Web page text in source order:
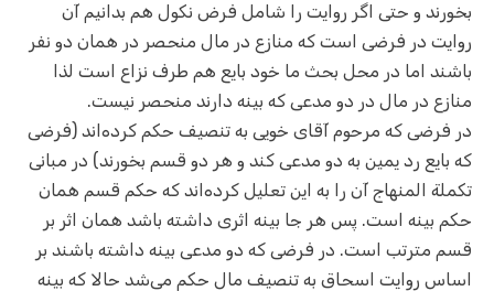
بخورند و حتی اگر روایت را شامل فرض نکول هم بدانیم آن
روایت در فرضی است که منازع در مال منحصر در همان دو نفر
باشند اما در محل بحث ما خود بایع هم طرف نزاع است لذا
منازع در مال در دو مدعی که بینه دارند منحصر نیست.
در فرضی که مرحوم آقای خویی به تنصیف حکم کرده‌اند (فرضی
که بایع رد یمین به دو مدعی کند و هر دو قسم بخورند) در مبانی
تکملة المنهاج آن را به این تعلیل کرده‌اند که حکم قسم همان
حکم بینه است. پس هر جا بینه اثری داشته باشد همان اثر بر
قسم مترتب است. در فرضی که دو مدعی بینه داشته باشند بر
اساس روایت اسحاق به تنصیف مال حکم می‌شد حالا که بینه